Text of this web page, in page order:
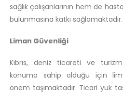
sağlık çalışanlarının hem de
bulunmasına katkı sağlamaktadır.
Liman Güvenliği
Kıbrıs, deniz ticareti ve
konuma sahip olduğu için
önem taşımaktadır. Ticari yük